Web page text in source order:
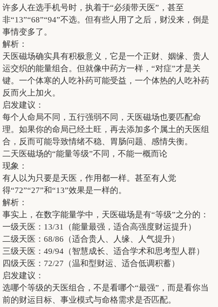
许多人在选手机号时，执着于“必须带天医”，甚至
非“13”“68”“94”不选。但有些人用了之后，财没来，倒是
事情变多了。
解析：
天医磁场确实具有积极意义，它是一个正财、姻缘、贵人
运交织的能量组合。但就像中药方一样，“对症”才是关
键。一个体寒的人吃补药可能受益，一个体热的人吃补药
反而火上加火。
启发建议：
每个人命局不同，五行强弱不同，天医磁场也要匹配命
理。如果你的命局已经土旺，再去添加多个属土的天医组
合，反而可能导致情绪不稳、胃肠问题、感情失衡。
二天医磁场的“能量等级”不同，不能一概而论
现象：
有人以为只要是天医，作用都一样。甚至有人觉
得“72”“27”和“13”效果是一样的。
解析：
事实上，在数字能量学中，天医磁场是有“等级”之分的：
一级天医：13/31（能量最强，适合高强度财运提升）
二级天医：68/86（适合贵人、人缘、人气提升）
三级天医：49/94（智慧成长、适合学术和思考型人群）
四级天医：72/27（温和型财运、适合低调积蓄）
启发建议：
选哪个等级的天医组合，不是看哪个“最强”，而是看你当
前的财运目标、事业模式与命格需求是否匹配。